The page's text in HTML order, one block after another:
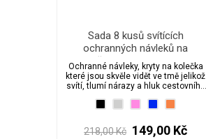
Sada 8 kusů svítících
ochranných návleků na
kolečka cestovního kufru
Ochranné návleky, kryty na kolečka
které jsou skvěle vidět ve tmě jelikož
svítí, tlumí nárazy a hluk cestovního
letištním pásu.
218,00 Kč 149,00 Kč